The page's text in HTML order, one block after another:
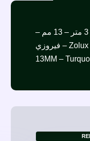
زولكس مشد نايلون مستدير 3 متر – 13 مم –
فيروزي – Zolux Round Nylon Leash 3M –
13MM –